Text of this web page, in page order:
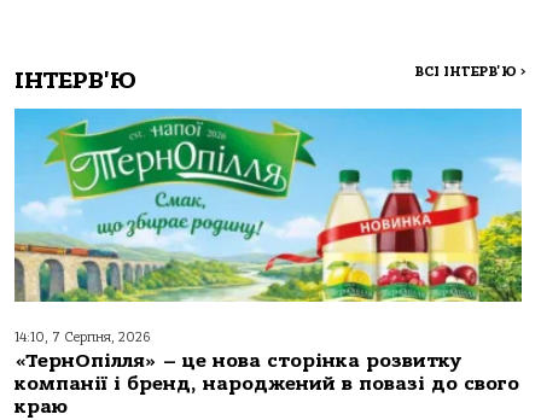
ІНТЕРВ'Ю ВСІ ІНТЕРВ'Ю >
14:10, 7 Серпня, 2026
«ТернОпілля» – це нова сторінка розвитку
компанії і бренд, народжений в повазі до свого
краю